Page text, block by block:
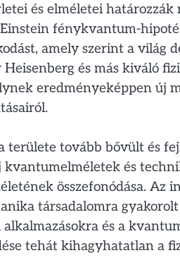
és elméletei
fénykvantum-
amely szerint a világ
és más kiváló
eredményeképpen új
területe tovább bővült és
és
összefonódása. Az
társadalomra
és a
tehát kihagyhatatlan a